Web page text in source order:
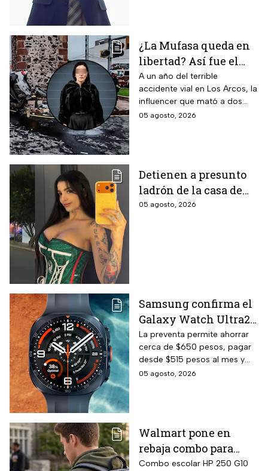
¿La Mufasa queda en
libertad? Así fue el
aparatoso accidente
en Los Arcos de
Querétaro en el que
murieron 2 personas
A un año del terrible
accidente vial en Los Arcos, la
influencer que mató a dos
personas podría ser liberada
05 agosto, 2026
Detienen a presunto
ladrón de la casa de
Karely Ruiz: la huella
05 agosto, 2026
Samsung confirma el
Galaxy Watch Ultra2
en México y la
preventa termina el
20 de agosto de 2026:
precio oficial y cómo
La preventa permite ahorrar
cerca de $650 pesos, pagar
desde $515 pesos al mes y
obtener una correa de regalo
05 agosto, 2026
Walmart pone en
rebaja combo para
regreso a clases:
Combo escolar HP 250 G10